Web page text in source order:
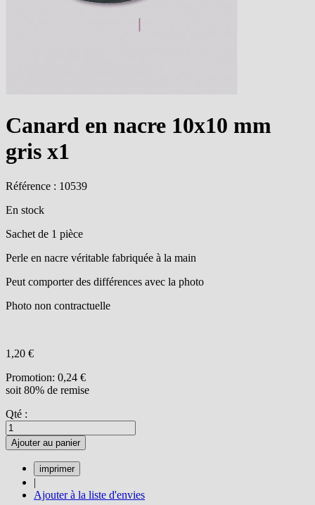
Canard en nacre 10x10 mm
gris x1
Référence : 10539
En stock
Sachet de 1 pièce
Perle en nacre véritable fabriquée à la main
Peut comporter des différences avec la photo
Photo non contractuelle
1,20 €
Promotion: 0,24 €
soit 80% de remise
Qté :
Ajouter au panier
|
Ajouter à la liste d'envies